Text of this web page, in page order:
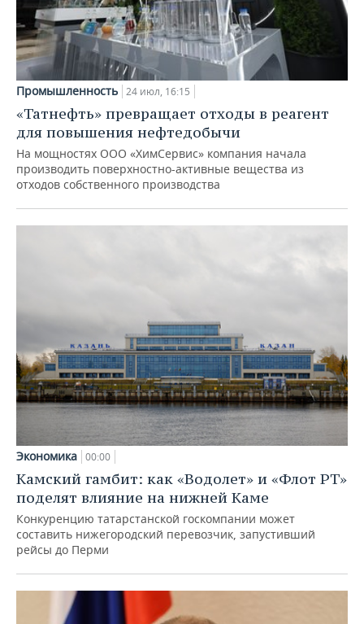
Промышленность 24 июл, 16:15
«Татнефть» превращает отходы в реагент
для повышения нефтедобычи
На мощностях ООО «ХимСервис» компания начала
производить поверхностно-активные вещества из
отходов собственного производства
Экономика 00:00
Камский гамбит: как «Водолет» и «Флот РТ»
поделят влияние на нижней Каме
Конкуренцию татарстанской госкомпании может
составить нижегородский перевозчик, запустивший
рейсы до Перми